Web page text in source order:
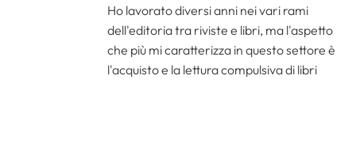
Ho lavorato diversi anni nei vari rami
dell'editoria tra riviste e libri, ma l'aspetto
che più mi caratterizza in questo settore è
l'acquisto e la lettura compulsiva di libri